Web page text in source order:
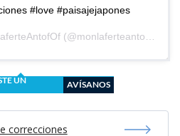
#love #paisajejapones
(@monlaferteantofagasta) on
UN
AVÍSANOS
correcciones